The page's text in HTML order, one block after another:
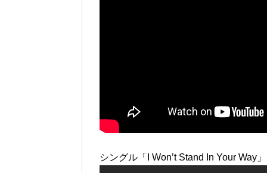
シングル「I Won’t Stand In Your Way